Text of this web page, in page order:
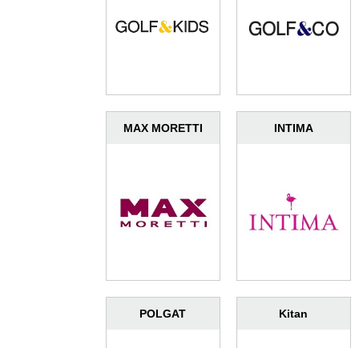
INTIMA
MAX MORETTI
Kitan
POLGAT